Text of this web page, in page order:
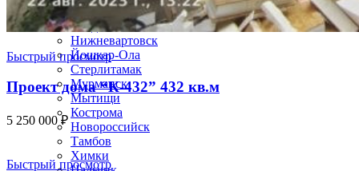
Владикавказ
Нижневартовск
Йошкар-Ола
Стерлитамак
Мурманск
Мытищи
Кострома
Новороссийск
Тамбов
Химки
Быстрый просмотр
Проект дома “К-432” 432 кв.м
5 250 000₽
Быстрый просмотр